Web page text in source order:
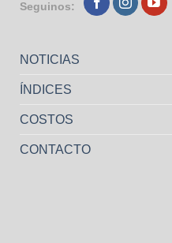
Seguinos:
NOTICIAS
ÍNDICES
COSTOS
CONTACTO